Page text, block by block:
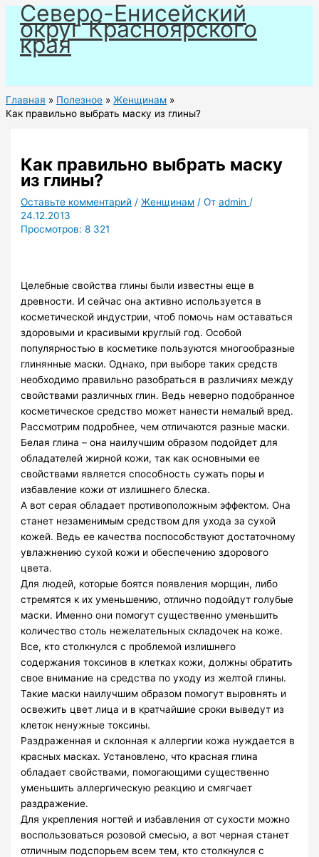
Перейти
содержимому
Северо-Енисейский
округ Красноярского
края
Главная Полезное
Женщинам
Как правильно выбрать маску из глины?
Как правильно выбрать маску
из глины?
Оставьте комментарий /Женщинам / Отadmin /
24.12.2013
Просмотров: 8 321
Целебные свойства глины были известны еще в
древности. И сейчас она активно используется в
косметической индустрии, чтоб помочь нам оставаться
здоровыми и красивыми круглый год. Особой
популярностью в косметике пользуются многообразные
глинянные маски. Однако, при выборе таких средств
необходимо правильно разобраться в различиях между
свойствами различных глин. Ведь неверно подобранное
косметическое средство может нанести немалый вред.
Рассмотрим подробнее, чем отличаются разные маски.
Белая глина – она наилучшим образом подойдет для
обладателей жирной кожи, так как основными ее
свойствами является способность сужать поры и
избавление кожи от излишнего блеска.
А вот серая обладает противоположным эффектом. Она
станет незаменимым средством для ухода за сухой
кожей. Ведь ее качества поспособствуют достаточному
увлажнению сухой кожи и обеспечению здорового
цвета.
Для людей, которые боятся появления морщин, либо
стремятся к их уменьшению, отлично подойдут голубые
маски. Именно они помогут существенно уменьшить
количество столь нежелательных складочек на коже.
Все, кто столкнулся с проблемой излишнего
содержания токсинов в клетках кожи, должны обратить
свое внимание на средства по уходу из желтой глины.
Такие маски наилучшим образом помогут выровнять и
освежить цвет лица и в кратчайшие сроки выведут из
клеток ненужные токсины.
Раздраженная и склонная к аллергии кожа нуждается в
красных масках. Установлено, что красная глина
обладает свойствами, помогающими существенно
уменьшить аллергическую реакцию и смягчает
раздражение.
Для укрепления ногтей и избавления от сухости можно
воспользоваться розовой смесью, а вот черная станет
отличным подспорьем всем тем, кто столкнулся с